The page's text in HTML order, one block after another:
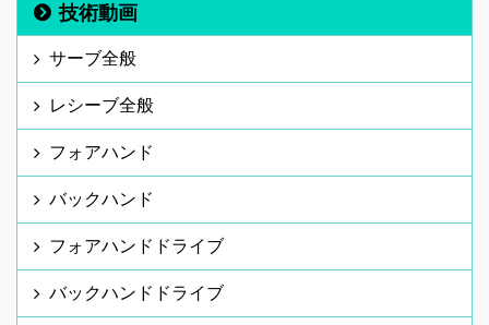
技術動画
サーブ全般
レシーブ全般
フォアハンド
バックハンド
フォアハンドドライブ
バックハンドドライブ